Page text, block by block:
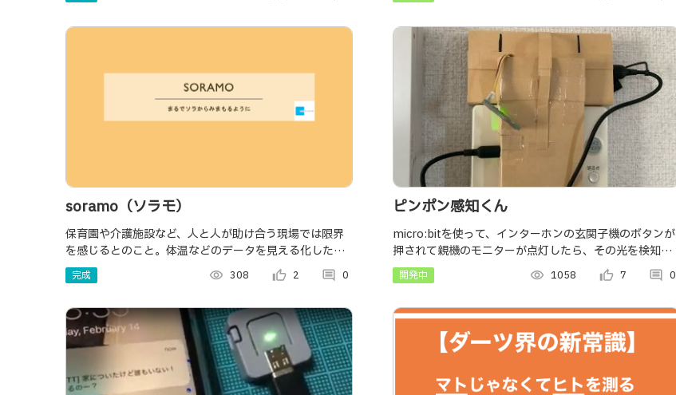
ることもできます。
soramo（ソラモ）
保育園や介護施設など、人と人が助け合う現場では限界
を感じるとのこと。体温などのデータを見える化した
い、そして見逃さないようにもしたい。そんな現場で役
に立てばと開発しています。
完成 visibility 308 thumb_up_alt 2 comment 0
ピンポン感知くん
micro:bitを使って、インターホンの玄関子機のボタンが
押されて親機のモニターが点灯したら、その光を検知し
てLINEで通知してくれる作品です。
開発中 visibility 1058 thumb_up_alt 7 comment 0